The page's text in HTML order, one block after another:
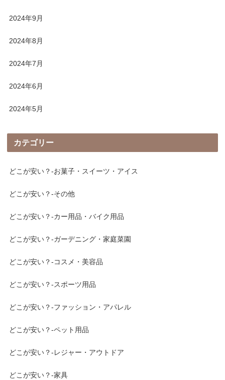
2024年9月
2024年8月
2024年7月
2024年6月
2024年5月
カテゴリー
どこが安い？-お菓子・スイーツ・アイス
どこが安い？-その他
どこが安い？-カー用品・バイク用品
どこが安い？-ガーデニング・家庭菜園
どこが安い？-コスメ・美容品
どこが安い？-スポーツ用品
どこが安い？-ファッション・アパレル
どこが安い？-ペット用品
どこが安い？-レジャー・アウトドア
どこが安い？-家具